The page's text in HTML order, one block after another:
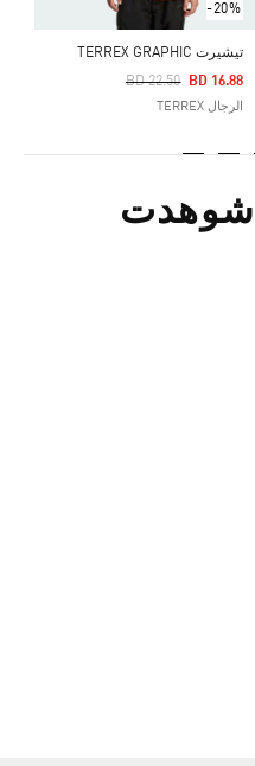
-20%
تيشيرت TERREX GRAPHIC
Price Reduced From
BD 22.50
To BD 16.88
الرجال TERREX
شوهدت